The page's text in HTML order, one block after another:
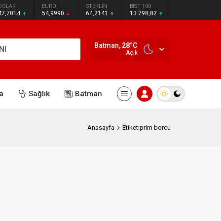
EURO
54,9990
STERLİN
64,2141
BIST 100
13.798,82
Batman, 28°C
Açık
Sağlık Batman
Anasayfa Etiket:prim borcu